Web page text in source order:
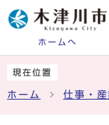
ホームへ
現在位置
ホーム 仕事・産